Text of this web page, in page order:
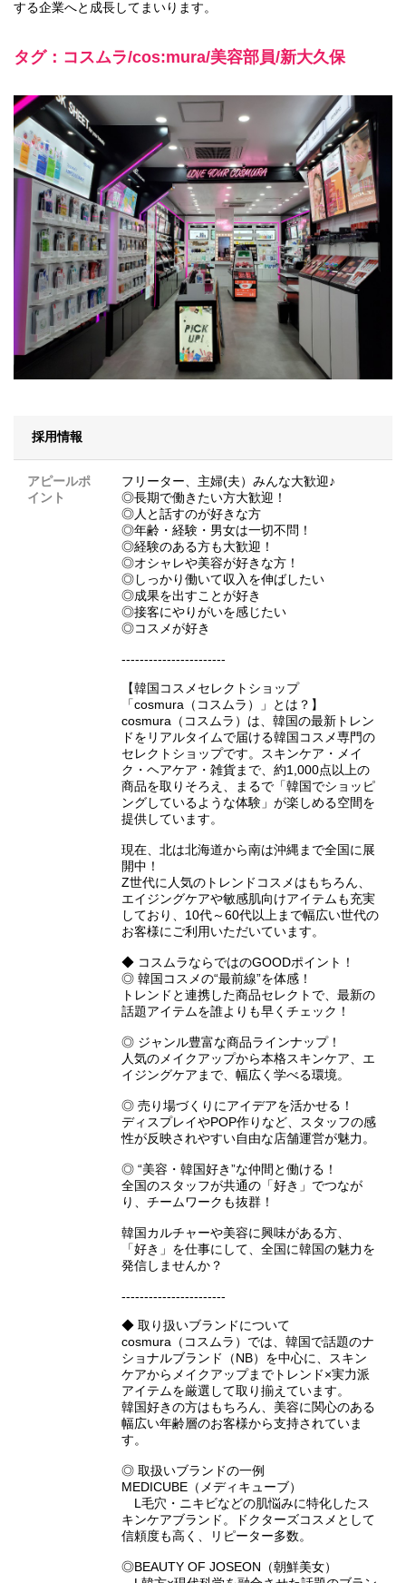
する企業へと成長してまいります。
タグ：コスムラ/cos:mura/美容部員/新大久保
採用情報
アピールポ
イント
フリーター、主婦(夫）みんな大歓迎♪
◎長期で働きたい方大歓迎！
◎人と話すのが好きな方
◎年齢・経験・男女は一切不問！
◎経験のある方も大歓迎！
◎オシャレや美容が好きな方！
◎しっかり働いて収入を伸ばしたい
◎成果を出すことが好き
◎接客にやりがいを感じたい
◎コスメが好き
-----------------------
【韓国コスメセレクトショップ
「cosmura（コスムラ）」とは？】
cosmura（コスムラ）は、韓国の最新トレン
ドをリアルタイムで届ける韓国コスメ専門の
セレクトショップです。スキンケア・メイ
ク・ヘアケア・雑貨まで、約1,000点以上の
商品を取りそろえ、まるで「韓国でショッピ
ングしているような体験」が楽しめる空間を
提供しています。
現在、北は北海道から南は沖縄まで全国に展
開中！
Z世代に人気のトレンドコスメはもちろん、
エイジングケアや敏感肌向けアイテムも充実
しており、10代～60代以上まで幅広い世代の
お客様にご利用いただいています。
◆ コスムラならではのGOODポイント！
◎ 韓国コスメの“最前線”を体感！
トレンドと連携した商品セレクトで、最新の
話題アイテムを誰よりも早くチェック！
◎ ジャンル豊富な商品ラインナップ！
人気のメイクアップから本格スキンケア、エ
イジングケアまで、幅広く学べる環境。
◎ 売り場づくりにアイデアを活かせる！
ディスプレイやPOP作りなど、スタッフの感
性が反映されやすい自由な店舗運営が魅力。
◎ “美容・韓国好き”な仲間と働ける！
全国のスタッフが共通の「好き」でつなが
り、チームワークも抜群！
韓国カルチャーや美容に興味がある方、
「好き」を仕事にして、全国に韓国の魅力を
発信しませんか？
-----------------------
◆ 取り扱いブランドについて
cosmura（コスムラ）では、韓国で話題のナ
ショナルブランド（NB）を中心に、スキン
ケアからメイクアップまでトレンド×実力派
アイテムを厳選して取り揃えています。
韓国好きの方はもちろん、美容に関心のある
幅広い年齢層のお客様から支持されていま
す。
◎ 取扱いブランドの一例
MEDICUBE（メディキューブ）
L毛穴・ニキビなどの肌悩みに特化したス
キンケアブランド。ドクターズコスメとして
信頼度も高く、リピーター多数。
◎BEAUTY OF JOSEON（朝鮮美女）